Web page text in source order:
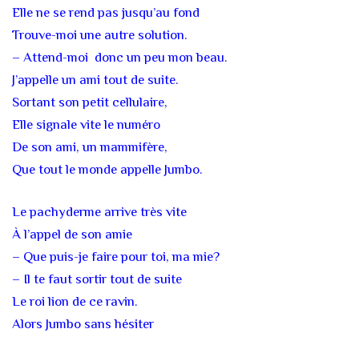
Elle ne se rend pas jusqu’au fond
Trouve-moi une autre solution.
– Attend-moi donc un peu mon beau.
J’appelle un ami tout de suite.
Sortant son petit cellulaire,
Elle signale vite le numéro
De son ami, un mammifère,
Que tout le monde appelle Jumbo.
Le pachyderme arrive très vite
À l’appel de son amie
– Que puis-je faire pour toi, ma mie?
– Il te faut sortir tout de suite
Le roi lion de ce ravin.
Alors Jumbo sans hésiter